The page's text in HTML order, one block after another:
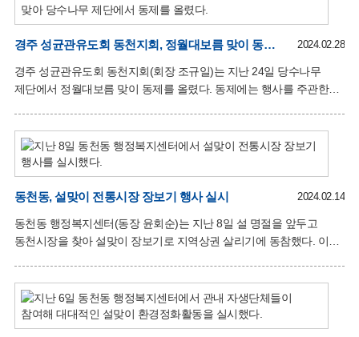
참여자들은 우방아파트와 푸르지오아파트 주민 및 주변 상가
주민들에게 태극기를 나눠주고 3·1절 나라사랑 태극기 달기에 적극
협조해 줄 것을 당부했다. 또한 본격적인 행사 진행에 앞서 개최도시
다짐대회도 함께 진행했다. 윤회순 동천동장은 “이번 캠페인이
3·1절의 의미를 다시 한번 되새기고 국권회복을 위해 희생하신
경주 성균관유도회 동천지회, 정월대보름 맞이 동제 올려 2024.02.28
경주 성균관유도회 동천지회(회장 조규일)는 지난 24일 당수나무
제단에서 정월대보름 맞이 동제를 올렸다. 동제에는 행사를 주관한
제례를 올렸다. 윤회순 동천동장은 “쌀쌀한 날씨에도 주변을 청소하고
지역민의 건강과 소원성취를 기원하는 동제를 수년간 이어오고 있는
조규일 유도회장님께 깊은 감사를 전하며, 올 한 해도 동천동민들의
가정에 행운이 가득하길 바란다”고 전했다.
동천동, 설맞이 전통시장 장보기 행사 실시 2024.02.14
동천동 행정복지센터(동장 윤회순)는 지난 8일 설 명절을 앞두고
동천시장을 찾아 설맞이 장보기로 지역상권 살리기에 동참했다. 이날
전통시장의 지역경제 활성화에 보탬이 되고자 마련됐다. 온누리
상품권 등을 이용해 차례상 준비에 필요한 제수용품과 생활용품을
구입하고, 어려움을 겪고 있는 전통시장 상인들에게 명절인사와 함께